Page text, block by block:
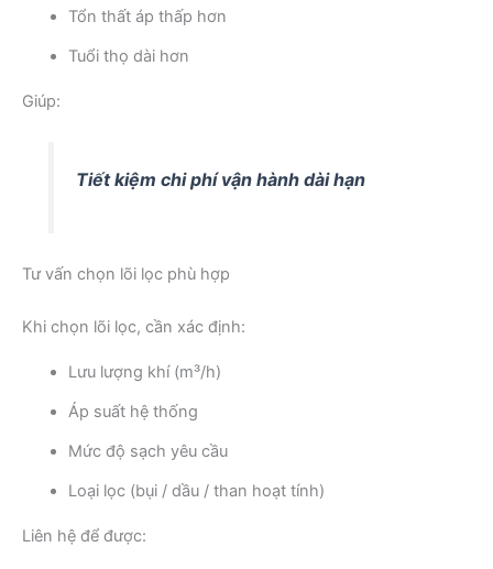
Tổn thất áp thấp hơn
Tuổi thọ dài hơn
Giúp:
Tiết kiệm chi phí vận hành dài hạn
Tư vấn chọn lõi lọc phù hợp
Khi chọn lõi lọc, cần xác định:
Lưu lượng khí (m³/h)
Áp suất hệ thống
Mức độ sạch yêu cầu
Loại lọc (bụi / dầu / than hoạt tính)
Liên hệ để được: